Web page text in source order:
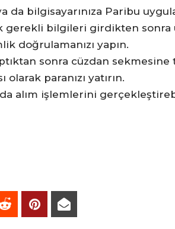
da bilgisayarınıza Paribu
gerekli bilgileri girdikten
doğrulamanızı yapın.
sonra cüzdan sekmesine
olarak paranızı yatırın.
alım işlemlerini